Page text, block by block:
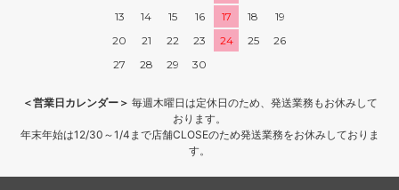
13
14 15 16 17 18
19
20
21 22 23 24 25
26
27
28 29 30
＜営業日カレンダー＞ 毎週木曜日は定休日のため、発送業務もお休みして
おります。
年末年始は12/30～1/4まで店舗CLOSEのため発送業務をお休みしておりま
す。